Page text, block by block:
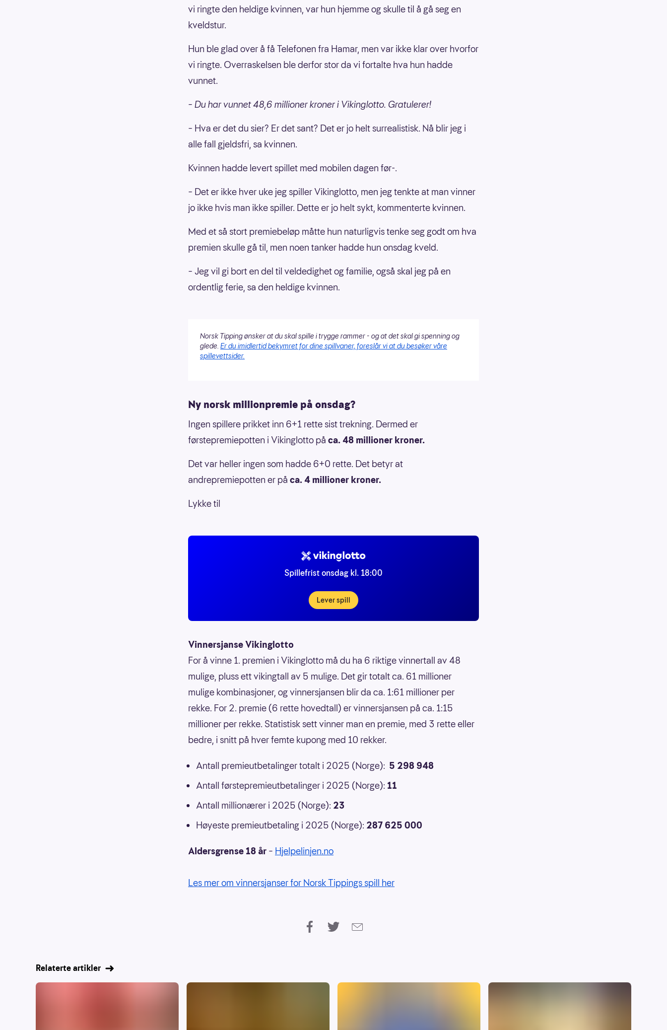
vi ringte den heldige kvinnen, var hun hjemme og skulle til å gå seg en
kveldstur.
Hun ble glad over å få Telefonen fra Hamar, men var ikke klar over hvorfor
vi ringte. Overraskelsen ble derfor stor da vi fortalte hva hun hadde
vunnet.
– Du har vunnet 48,6 millioner kroner i Vikinglotto. Gratulerer!
– Hva er det du sier? Er det sant? Det er jo helt surrealistisk. Nå blir jeg i
alle fall gjeldsfri, sa kvinnen.
Kvinnen hadde levert spillet med mobilen dagen før-.
– Det er ikke hver uke jeg spiller Vikinglotto, men jeg tenkte at man vinner
jo ikke hvis man ikke spiller. Dette er jo helt sykt, kommenterte kvinnen.
Med et så stort premiebeløp måtte hun naturligvis tenke seg godt om hva
premien skulle gå til, men noen tanker hadde hun onsdag kveld.
– Jeg vil gi bort en del til veldedighet og familie, også skal jeg på en
ordentlig ferie, sa den heldige kvinnen.
Norsk Tipping ønsker at du skal spille i trygge rammer - og at det skal gi spenning og
glede. Er du imidlertid bekymret for dine spillvaner, foreslår vi at du besøker våre
spillevettsider.
Ny norsk millionpremie på onsdag?
Ingen spillere prikket inn 6+1 rette sist trekning. Dermed er
førstepremiepotten i Vikinglotto på ca. 48 millioner kroner.
Det var heller ingen som hadde 6+0 rette. Det betyr at
andrepremiepotten er på ca. 4 millioner kroner.
Lykke til
Spillefrist onsdag kl. 18:00
Lever spill
Vinnersjanse Vikinglotto
For å vinne 1. premien i Vikinglotto må du ha 6 riktige vinnertall av 48
mulige, pluss ett vikingtall av 5 mulige. Det gir totalt ca. 61 millioner
mulige kombinasjoner, og vinnersjansen blir da ca. 1:61 millioner per
rekke. For 2. premie (6 rette hovedtall) er vinnersjansen på ca. 1:15
millioner per rekke. Statistisk sett vinner man en premie, med 3 rette eller
bedre, i snitt på hver femte kupong med 10 rekker.
Antall premieutbetalinger totalt i 2025 (Norge): 5 298 948
Antall førstepremieutbetalinger i 2025 (Norge): 11
Antall millionærer i 2025 (Norge): 23
Høyeste premieutbetaling i 2025 (Norge): 287 625 000
Aldersgrense 18 år – Hjelpelinjen.no
Les mer om vinnersjanser for Norsk Tippings spill her
Relaterte artikler